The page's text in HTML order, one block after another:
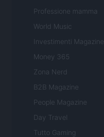
Professione mamma
World Music
Investimenti Magazine
Money 365
Zona Nerd
B2B Magazine
People Magazine
Day Travel
Tutto Gaming